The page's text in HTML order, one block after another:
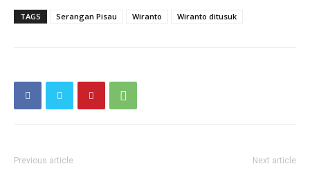
TAGS Serangan Pisau Wiranto Wiranto ditusuk
Previous article Next article